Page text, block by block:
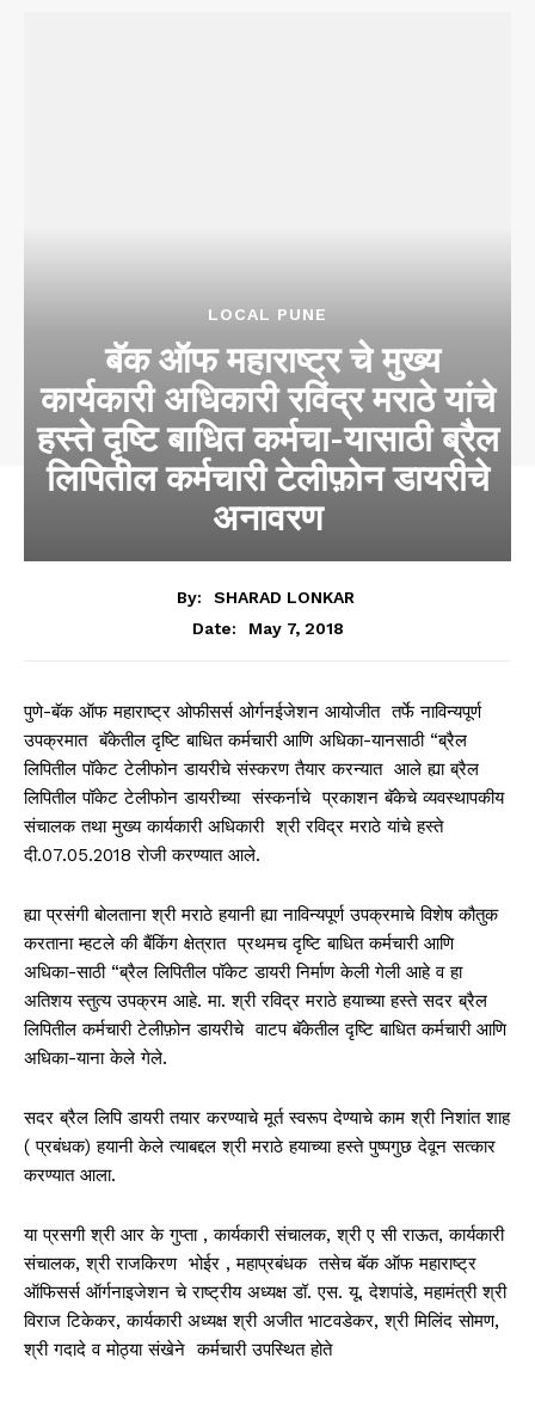
LOCAL PUNE
​​ बॅक ऑफ महाराष्ट्र चे मुख्य
कार्यकारी अधिकारी रविंद्र मराठे यांचे
हस्ते दृष्टि बाधित कर्मचा-यासाठी ब्रैल
लिपितील कर्मचारी टेलीफ़ोन डायरीचे
अनावरण
By:
SHARAD LONKAR
Date:
May 7, 2018
पुणे-बॅक ऑफ महाराष्ट्र ओफीसर्स ओर्गनईजेशन आयोजीत तर्फे नाविन्यपूर्ण
उपक्रमात बॅकेतील दृष्टि बाधित कर्मचारी आणि अधिका-यानसाठी “ब्रैल
लिपितील पॉकेट टेलीफोन डायरीचे संस्करण तैयार करन्यात आले ह्या ब्रैल
लिपितील पॉकेट टेलीफोन डायरीच्या संस्कर्नाचे प्रकाशन बॅकेचे व्यवस्थापकीय
संचालक तथा मुख्य कार्यकारी अधिकारी श्री रविद्र मराठे यांचे हस्ते
दी.07.05.2018 रोजी करण्यात आले.
ह्या प्रसंगी बोलताना श्री मराठे हयानी ह्या नाविन्यपूर्ण उपक्रमाचे विशेष कौतुक
करताना म्हटले की बैंकिंग क्षेत्रात प्रथमच दृष्टि बाधित कर्मचारी आणि
अधिका-साठी “ब्रैल लिपितील पॉकेट डायरी निर्माण केली गेली आहे व हा
अतिशय स्तुत्य उपक्रम आहे. मा. श्री रविद्र मराठे हयाच्या हस्ते सदर ब्रैल
लिपितील कर्मचारी टेलीफ़ोन डायरीचे वाटप बॅकेतील दृष्टि बाधित कर्मचारी आणि
अधिका-याना केले गेले.
सदर ब्रैल लिपि डायरी तयार करण्याचे मूर्त स्वरूप देण्याचे काम श्री निशांत शाह
( प्रबंधक) हयानी केले त्याबद्दल श्री मराठे हयाच्या हस्ते पुष्पगुछ देवून सत्कार
करण्यात आला.
या प्रसगी श्री आर के गुप्ता , कार्यकारी संचालक, श्री ए सी राऊत, कार्यकारी
संचालक, श्री राजकिरण भोईर , महाप्रबंधक तसेच बॅक ऑफ महाराष्ट्र
ऑफिसर्स ऑर्गनाइजेशन चे राष्ट्रीय अध्यक्ष डॉ. एस. यू. देशपांडे, महामंत्री श्री
विराज टिकेकर, कार्यकारी अध्यक्ष श्री अजीत भाटवडेकर, श्री मिलिंद सोमण,
श्री गदादे व मोठ्या संखेने कर्मचारी उपस्थित होते